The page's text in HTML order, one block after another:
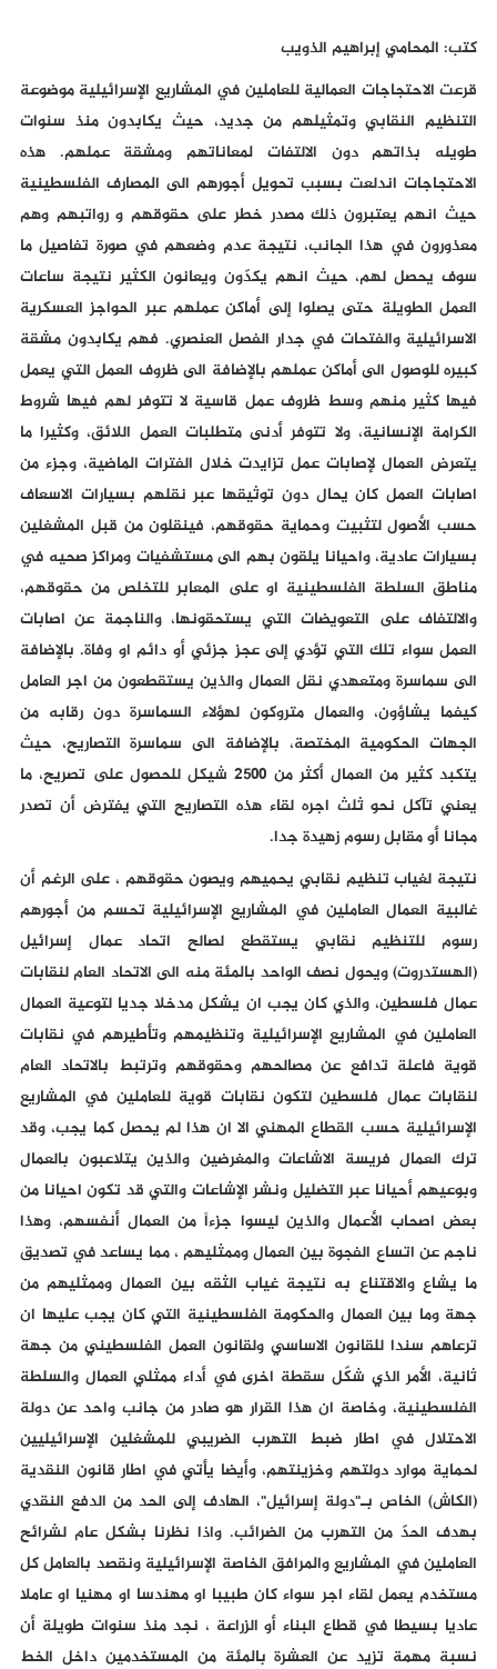
كتب: المحامي إبراهيم الذويب
قرعت الاحتجاجات العمالية للعاملين في المشاريع الإسرائيلية موضوعة
التنظيم النقابي وتمثيلهم من جديد، حيث يكابدون منذ سنوات
طويله بذاتهم دون الالتفات لمعاناتهم ومشقة عملهم. هذه
الاحتجاجات اندلعت بسبب تحويل أجورهم الى المصارف الفلسطينية
حيث انهم يعتبرون ذلك مصدر خطر على حقوقهم و رواتبهم وهم
معذورون في هذا الجانب، نتيجة عدم وضعهم في صورة تفاصيل ما
سوف يحصل لهم، حيث انهم يكدّون ويعانون الكثير نتيجة ساعات
العمل الطويلة حتى يصلوا إلى أماكن عملهم عبر الحواجز العسكرية
الاسرائيلية والفتحات في جدار الفصل العنصري. فهم يكابدون مشقة
كبيره للوصول الى أماكن عملهم بالإضافة الى ظروف العمل التي يعمل
فيها كثير منهم وسط ظروف عمل قاسية لا تتوفر لهم فيها شروط
الكرامة الإنسانية، ولا تتوفر أدنى متطلبات العمل اللائق، وكثيرا ما
يتعرض العمال لإصابات عمل تزايدت خلال الفترات الماضية، وجزء من
اصابات العمل كان يحال دون توثيقها عبر نقلهم بسيارات الاسعاف
حسب الأصول لتثبيت وحماية حقوقهم، فينقلون من قبل المشغلين
بسيارات عادية، واحيانا يلقون بهم الى مستشفيات ومراكز صحيه في
مناطق السلطة الفلسطينية او على المعابر للتخلص من حقوقهم،
والالتفاف على التعويضات التي يستحقونها، والناجمة عن اصابات
العمل سواء تلك التي تؤدي إلى عجز جزئي أو دائم او وفاة. بالإضافة
الى سماسرة ومتعهدي نقل العمال والذين يستقطعون من اجر العامل
كيفما يشاؤون، والعمال متروكون لهؤلاء السماسرة دون رقابه من
الجهات الحكومية المختصة، بالإضافة الى سماسرة التصاريح، حيث
يتكبد كثير من العمال أكثر من ٢٥٠٠ شيكل للحصول على تصريح، ما
يعني تآكل نحو ثلث اجره لقاء هذه التصاريح التي يفترض أن تصدر
مجانا أو مقابل رسوم زهيدة جدا.
نتيجة لغياب تنظيم نقابي يحميهم ويصون حقوقهم ، على الرغم أن
غالبية العمال العاملين في المشاريع الإسرائيلية تحسم من أجورهم
رسوم للتنظيم نقابي يستقطع لصالح اتحاد عمال إسرائيل
(الهستدروت) ويحول نصف الواحد بالمئة منه الى الاتحاد العام لنقابات
عمال فلسطين، والذي كان يجب ان يشكل مدخلا جديا لتوعية العمال
العاملين في المشاريع الإسرائيلية وتنظيمهم وتأطيرهم في نقابات
قوية فاعلة تدافع عن مصالحهم وحقوقهم وترتبط بالاتحاد العام
لنقابات عمال فلسطين لتكون نقابات قوية للعاملين في المشاريع
الإسرائيلية حسب القطاع المهني الا ان هذا لم يحصل كما يجب، وقد
ترك العمال فريسة الاشاعات والمغرضين والذين يتلاعبون بالعمال
وبوعيهم أحيانا عبر التضليل ونشر الإشاعات والتي قد تكون احيانا من
بعض اصحاب الأعمال والذين ليسوا جزءاً من العمال أنفسهم، وهذا
ناجم عن اتساع الفجوة بين العمال وممثليهم ، مما يساعد في تصديق
ما يشاع والاقتناع به نتيجة غياب الثقه بين العمال وممثليهم من
جهة وما بين العمال والحكومة الفلسطينية التي كان يجب عليها ان
ترعاهم سندا للقانون الاساسي ولقانون العمل الفلسطيني من جهة
ثانية، الأمر الذي شكّل سقطة اخرى في أداء ممثلي العمال والسلطة
الفلسطينية، وخاصة ان هذا القرار هو صادر من جانب واحد عن دولة
الاحتلال في اطار ضبط التهرب الضريبي للمشغلين الإسرائيليين
لحماية موارد دولتهم وخزينتهم، وأيضا يأتي في اطار قانون النقدية
(الكاش) الخاص بـ"دولة إسرائيل"، الهادف إلى الحد من الدفع النقدي
بهدف الحدّ من التهرب من الضرائب. واذا نظرنا بشكل عام لشرائح
العاملين في المشاريع والمرافق الخاصة الإسرائيلية ونقصد بالعامل كل
مستخدم يعمل لقاء اجر سواء كان طبيبا او مهندسا او مهنيا او عاملا
عاديا بسيطا في قطاع البناء أو الزراعة ، نجد منذ سنوات طويلة أن
نسبة مهمة تزيد عن العشرة بالمئة من المستخدمين داخل الخط